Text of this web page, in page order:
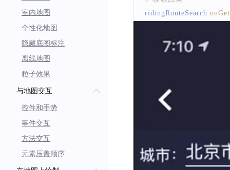
室内地图
个性化地图
隐藏底图标注
离线地图
粒子效果
与地图交互
控件和手势
事件交互
方法交互
元素压盖顺序
ridingRouteSearch
print (` 骑行检索回
// 解析reslut，具体
bool flag